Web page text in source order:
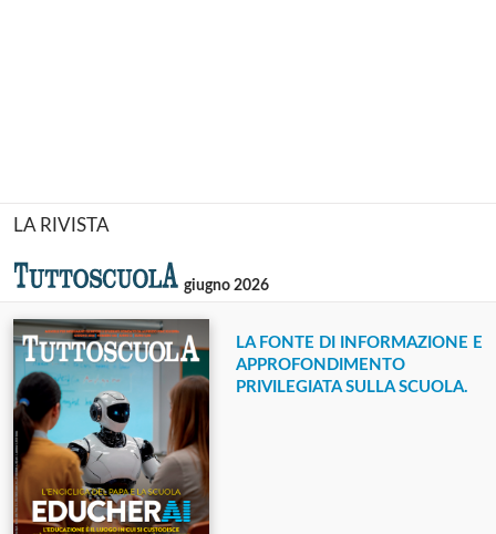
LA RIVISTA
giugno 2026
LA FONTE DI INFORMAZIONE E
APPROFONDIMENTO
PRIVILEGIATA SULLA SCUOLA.